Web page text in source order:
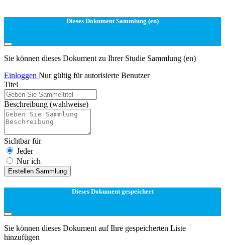
Dieses Dokument Sammlung (en)
Sie können dieses Dokument zu Ihrer Studie Sammlung (en)
Einloggen Nur gültig für autorisierte Benutzer
Titel
Beschreibung (wahlweise)
Sichtbar für
Jeder
Nur ich
Erstellen Sammlung
Dieses Dokument gespeichert
Sie können dieses Dokument auf Ihre gespeicherten Liste
hinzufügen